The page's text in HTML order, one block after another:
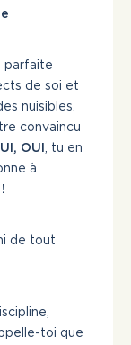
parfaite
de soi et
nuisibles.
convaincu
OUI , tu en
à
de tout
toi que